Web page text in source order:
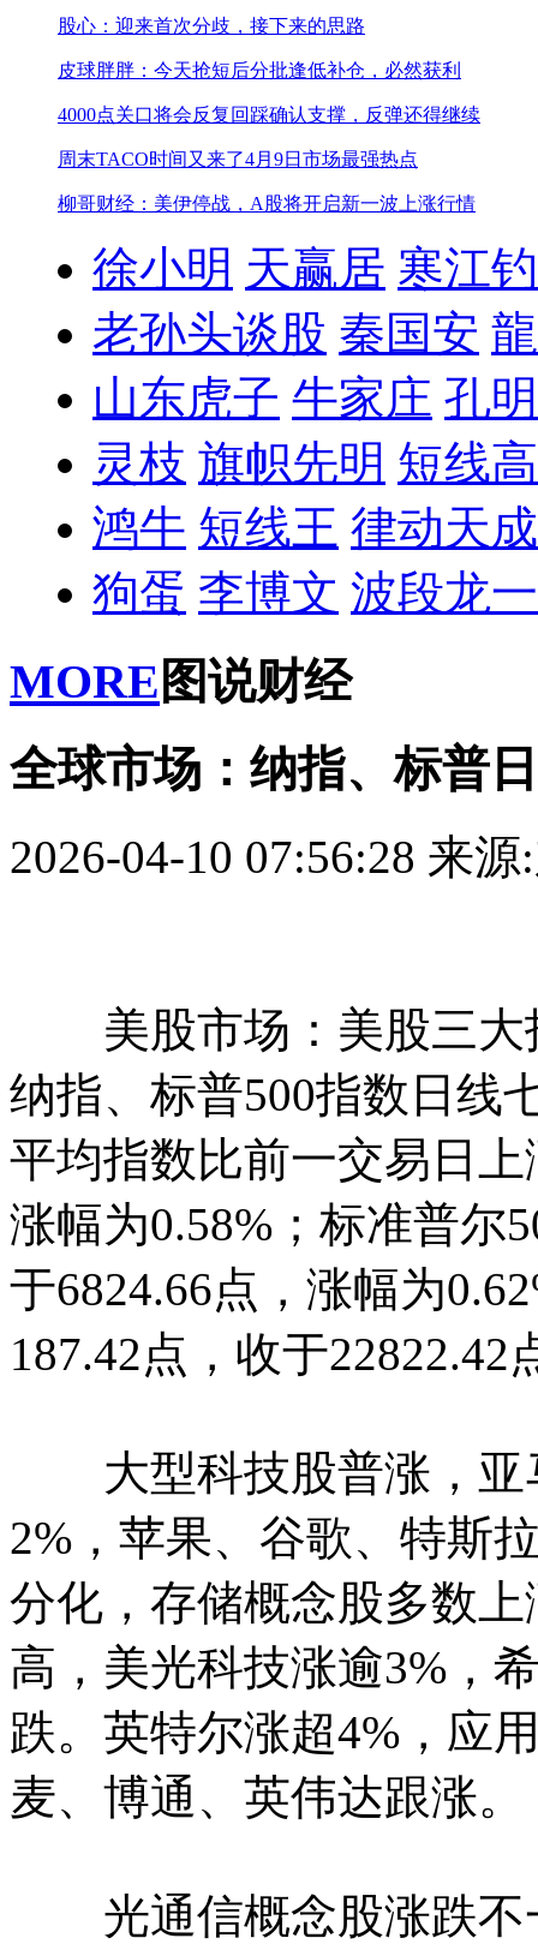
股心：迎来首次分歧，接下来的思路
皮球胖胖：今天抢短后分批逢低补仓，必然获利
4000点关口将会反复 回踩确认支撑，反弹还得继续
周末TACO时间又来了4月9日市场最强热点
柳哥财经：美伊停战，A股将开启新一波上涨行情
徐小明 天赢居 寒江
老孙头谈股 秦国安
山东虎子 牛家庄 孔
灵枝 旗帜先明 短线
鸿牛 短线王 律动天成
狗蛋 李博文 波段龙一
MORE 图说财经
全球市场：纳指、标普
2026-04-10 07:56:28 来源
美股市场：美股三大
纳指、标普500指数日线
平均指数比前一交易日上
涨幅为0.58%；标准普尔
于6824.66点，涨幅为
187.42点，收于22822.42
大型科技股普涨，亚
2%，苹果、谷歌、特斯
分化，存储概念股多数
高，美光科技涨逾3%，
跌。英特尔涨超4%，应
麦、博通、英伟达跟涨。
光通信概念股涨跌不